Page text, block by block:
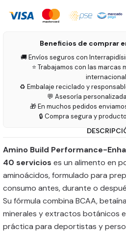
Beneficios de comprar
🚚 Envíos seguros con
⭐ Trabajamos con las marcas
♻️ Embalaje reciclado y
💬 Asesoría
🎁 En muchos pedidos
🔒 Compra segura y
Amino Build Performance-
40 servicios es un alimento en
aminoácidos, formulado para
consumo antes, durante o
Su fórmula combina BCAA,
minerales y extractos botánicos
práctica para deportistas y